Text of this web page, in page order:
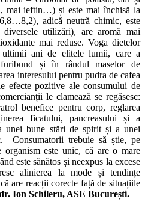
mai ieftin…) și este mai închisă la
adică neutră chimic, este
utilizări), are aromă mai
mai reduse. Voga dietelor
ultimii ani de elitele lumii, care a
și în rândul maselor de
interesului pentru pudra de cafea
efecte pozitive ale consumului de
le clamează se regăsesc:
benefice pentru corp, reglarea
ficatului, pancreasului și a
unei bune stări de spirit și a unei
Consumatorii trebuie să știe, pe
organism este unic, că are o mare
este sănătos și neexpus la excese
alinierea la mode și tendințe
are reacții corecte față de situațiile
Ion Schileru, ASE București.